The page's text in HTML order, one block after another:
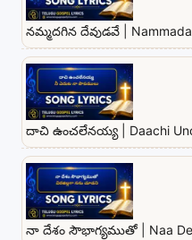
నమ్మదగిన దేవుడవే |
దాచి ఉంచలేనయ్య | Daachi
నా దేశం సౌభాగ్యముతో | Naa